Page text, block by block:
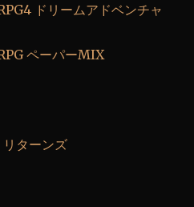
ドリームアドベンチャ
ペーパーMIX
リターンズ